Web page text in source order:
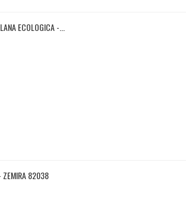
ECOLOGICA -...
ZEMIRA 82038